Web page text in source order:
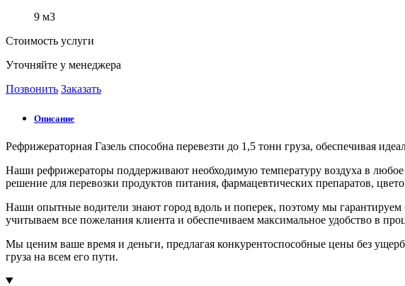
9 м3
Стоимость услуги
Уточняйте у менеджера
Позвонить Заказать
Описание
Рефрижераторная Газель способна перевезти до 1,5 тонн груза, обеспечивая
Наши рефрижераторы поддерживают необходимую температуру воздуха в любое
решение для перевозки продуктов питания, фармацевтических препаратов,
Наши опытные водители знают город вдоль и поперек, поэтому мы
учитываем все пожелания клиента и обеспечиваем максимальное удобство в
Мы ценим ваше время и деньги, предлагая конкурентоспособные цены без
груза на всем его пути.